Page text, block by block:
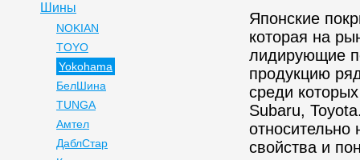
Японские
которая на
лидирующие
продукцию
среди
Subaru,
свойства и
Шины
NOKIAN
TOYO
Yokohama
БелШина
TUNGA
Амтел
ДаблСтар